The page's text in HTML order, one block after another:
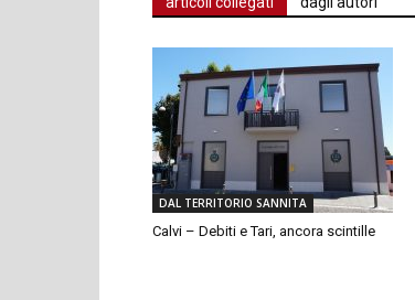
DAL TERRITORIO SANNITA
Calvi – Debiti e Tari, ancora scintille